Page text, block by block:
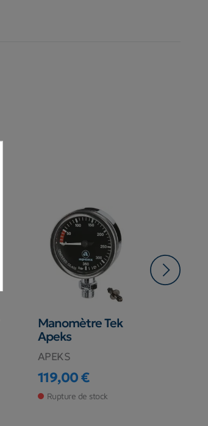
Manomètre Tek
Apeks
APEKS
Prix
119,00 €
Rupture de stock